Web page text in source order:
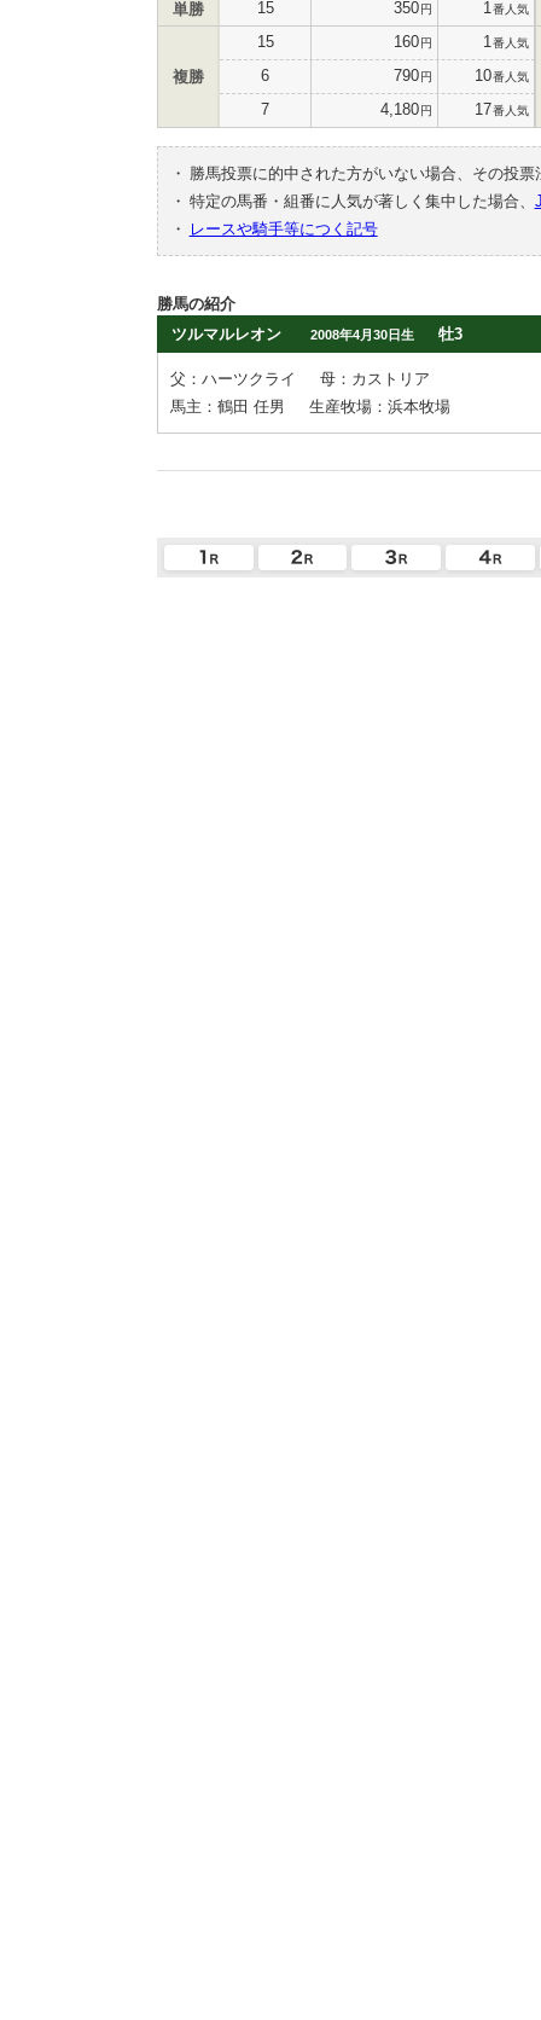
単勝 15 350円 1 番人気
複勝
15 160円 1 番人気
6 790円 10番人気
7 4,180円 17番人気
・
勝馬投票に的中された方がいない場合、その投
・ 特定の馬番・組番に人気が著しく集中した場合、
・
レースや騎手等につく記号
勝馬の紹介
ツルマルレオン
2008年4月30日生 牡3
父：ハーツクライ
母：カストリア
馬主：鶴田 任男
生産牧場：浜本牧場